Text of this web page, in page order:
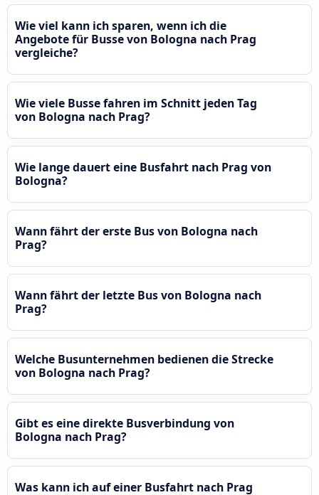
Wie viel kann ich sparen, wenn ich die
Angebote für Busse von Bologna nach Prag
vergleiche?
Wie viele Busse fahren im Schnitt jeden Tag
von Bologna nach Prag?
Wie lange dauert eine Busfahrt nach Prag von
Bologna?
Wann fährt der erste Bus von Bologna nach
Prag?
Wann fährt der letzte Bus von Bologna nach
Prag?
Welche Busunternehmen bedienen die Strecke
von Bologna nach Prag?
Gibt es eine direkte Busverbindung von
Bologna nach Prag?
Was kann ich auf einer Busfahrt nach Prag